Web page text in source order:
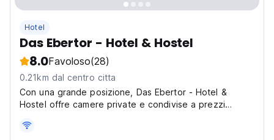
Hotel
Das Ebertor - Hotel & Hostel
8.0Favoloso(28)
0.21km dal centro citta
Con una grande posizione, Das Ebertor - Hotel &
Hostel offre camere private e condivise a prezzi